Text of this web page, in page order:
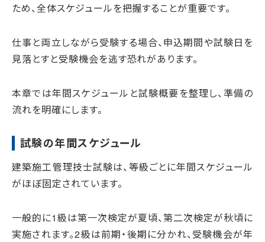
ため、全体スケジュールを把握することが重要です。
仕事と両立しながら受験する場合、申込期間や試験日を
見落とすと受験機会を逃す恐れがあります。
本章では年間スケジュールと試験概要を整理し、準備の
流れを明確にします。
試験の年間スケジュール
建築施工管理技士試験は、等級ごとに年間スケジュール
がほぼ固定されています。
一般的に1級は第一次検定が夏頃、第二次検定が秋頃に
実施されます。2級は前期・後期に分かれ、受験機会が年